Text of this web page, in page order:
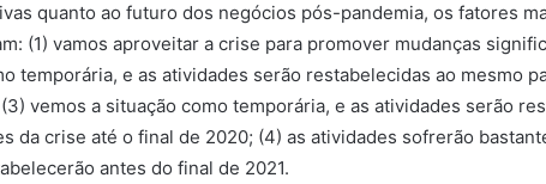
quanto ao futuro dos negócios pós-pandemia, os fatores
(1) vamos aproveitar a crise para promover mudanças
temporária, e as atividades serão restabelecidas ao mesmo
vemos a situação como temporária, e as atividades serão
da crise até o final de 2020; (4) as atividades sofrerão
antes do final de 2021.